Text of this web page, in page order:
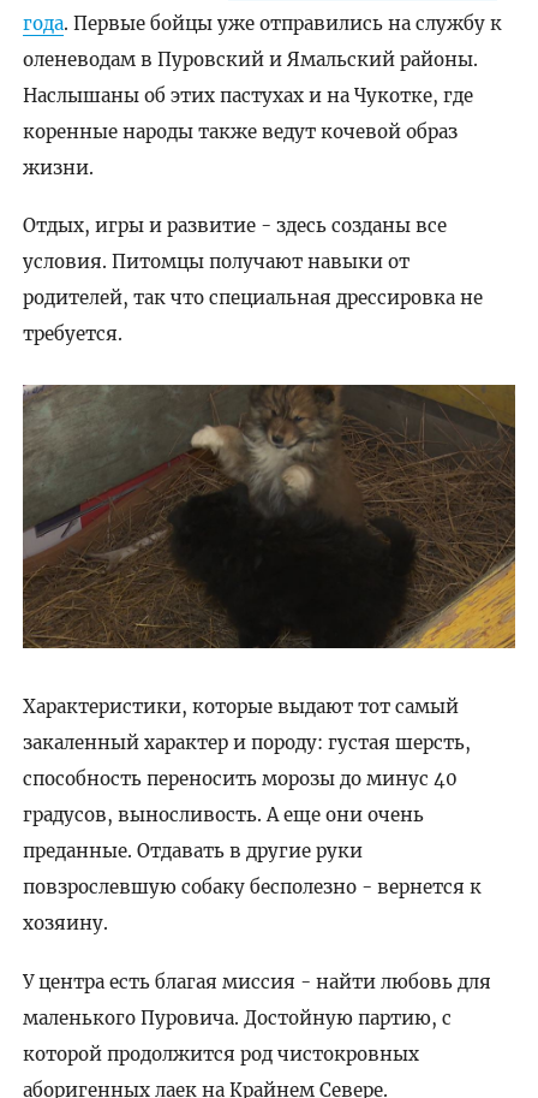
года. Первые бойцы уже отправились на службу к
оленеводам в Пуровский и Ямальский районы.
Наслышаны об этих пастухах и на Чукотке, где
коренные народы также ведут кочевой образ
жизни.
Отдых, игры и развитие - здесь созданы все
условия. Питомцы получают навыки от
родителей, так что специальная дрессировка не
требуется.
Характеристики, которые выдают тот самый
закаленный характер и породу: густая шерсть,
способность переносить морозы до минус 40
градусов, выносливость. А еще они очень
преданные. Отдавать в другие руки
повзрослевшую собаку бесполезно - вернется к
хозяину.
У центра есть благая миссия - найти любовь для
маленького Пуровича. Достойную партию, с
которой продолжится род чистокровных
аборигенных лаек на Крайнем Севере.